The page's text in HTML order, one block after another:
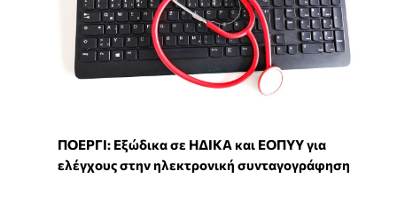
ΠΟΕΡΓΙ: Εξώδικα σε ΗΔΙΚΑ και ΕΟΠΥΥ για
ελέγχους στην ηλεκτρονική συνταγογράφηση